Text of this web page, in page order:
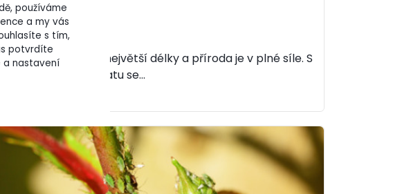
používáme
a my vás
s tím,
potvrdíte
a nastavení
dosahují dny své největší délky a příroda je v plné síle. S
letního slunovratu se...